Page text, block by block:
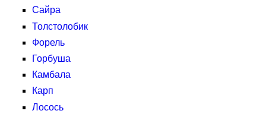
Сайра
Толстолобик
Форель
Горбуша
Камбала
Карп
Лосось